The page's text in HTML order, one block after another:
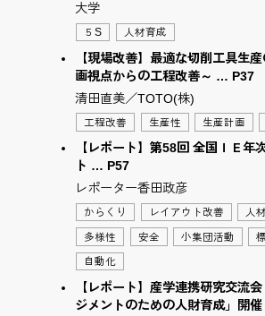
大学
５S 人材育成
【現場改善】最適な切削工具生
画視点からの工程改善～ … P37
清田直美／TOTO(株)
工程改善 生産性 生産計画
【レポート】第58回 全国ＩＥ年
ト … P57
レポーター香田政彦
からくり レイアウト改善 人
多様性 安全 小集団活動
自動化
【レポート】産学連携研究交流
ジメントのための人財育成」開